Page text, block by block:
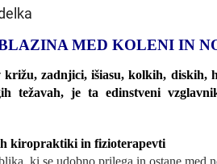
MED KOLENI IN
križu, zadnjici, išiasu, kolkih,
težavah, je ta edinstveni
kiropraktiki in fizioterapevti